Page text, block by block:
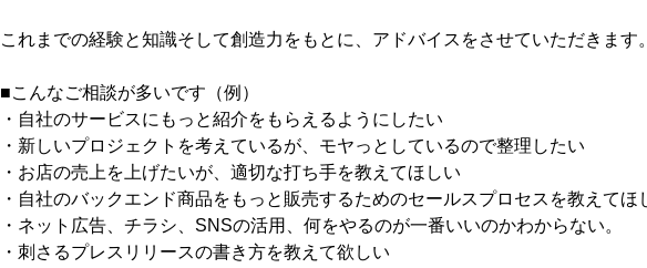
これまでの経験と知識そして創造力をもとに、アドバイスをさせていただきます
■こんなご相談が多いです（例）
・自社のサービスにもっと紹介をもらえるようにしたい
・新しいプロジェクトを考えているが、モヤっとしているので整理したい
・お店の売上を上げたいが、適切な打ち手を教えてほしい
・自社のバックエンド商品をもっと販売するためのセールスプロセスを教えてほ
・ネット広告、チラシ、SNSの活用、何をやるのが一番いいのかわからない。
・刺さるプレスリリースの書き方を教えて欲しい